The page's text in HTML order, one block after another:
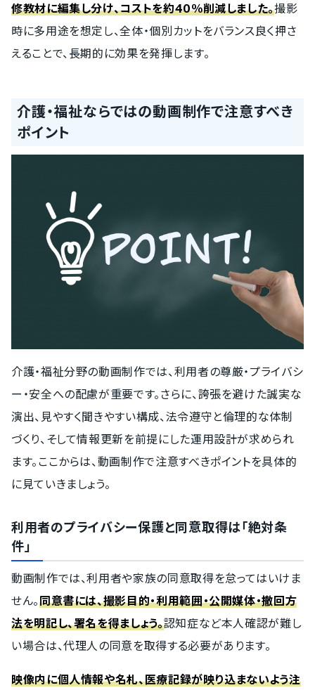
修教材に編集し分け、コストを約40％削減しました。撮影
時に多用途を想定し、全体・個別カットをバランス良く押さ
えることで、長期的に効果を発揮します。
介護・福祉ならではの動画制作で注意すべき
ポイント
介護・福祉分野の動画制作では、利用者の尊厳・プライバシ
ー・安全への配慮が重要です。さらに、誇張を避けた誠実な
演出、見やすく聞きやすい構成、法令遵守と倫理的な体制
づくり、そして情報更新を前提にした運用設計が求められ
ます。ここからは、動画制作で注意すべきポイントを具体的
に見ていきましょう。
利用者のプライバシー保護と同意取得は「絶対条
件」
動画制作では、利用者や家族の同意取得を怠ってはいけま
せん。同意書には、撮影目的・利用範囲・公開媒体・撤回方
法を明記し、署名を得ましょう。認知症など本人確認が難し
い場合は、代理人の同意を取得する必要があります。
映像内に個人情報や名札、医療記録が映り込まないよう注